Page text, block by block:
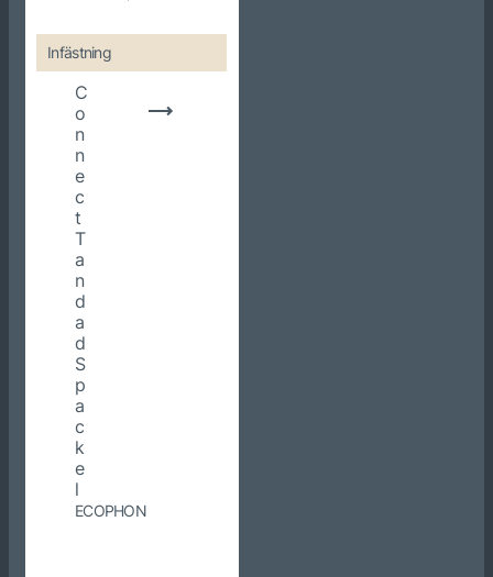
Infästning
C
o
n
n
e
c
t
T
a
n
d
a
d
S
p
a
c
k
e
l
ECOPHON